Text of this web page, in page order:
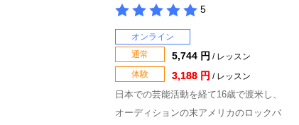
5
オンライン
通常
5,744 円 / レッスン
体験
3,188 円 / レッスン
日本での芸能活動を経て16歳で渡米し、
オーディションの末アメリカのロックバ